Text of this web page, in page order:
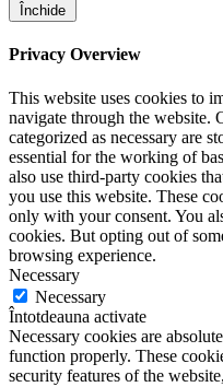
Închide
Privacy Overview
This website uses cookies to
navigate through the website.
categorized as necessary are
essential for the working of
also use third-party cookies
you use this website. These
only with your consent. You
cookies. But opting out of
browsing experience.
Necessary
Necessary
Întotdeauna activate
Necessary cookies are
function properly. These
security features of the